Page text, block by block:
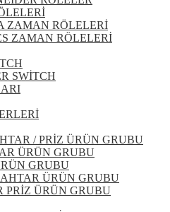
ZAMAN RÖLELERİ
ZAMAN RÖLELERİ
SWİTCH
/ PRİZ ÜRÜN GRUBU
ÜRÜN GRUBU
GRUBU
ÜRÜN GRUBU
PRİZ ÜRÜN GRUBU